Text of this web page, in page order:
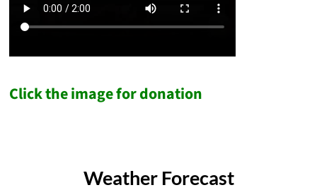
Click the image for donation
Weather Forecast